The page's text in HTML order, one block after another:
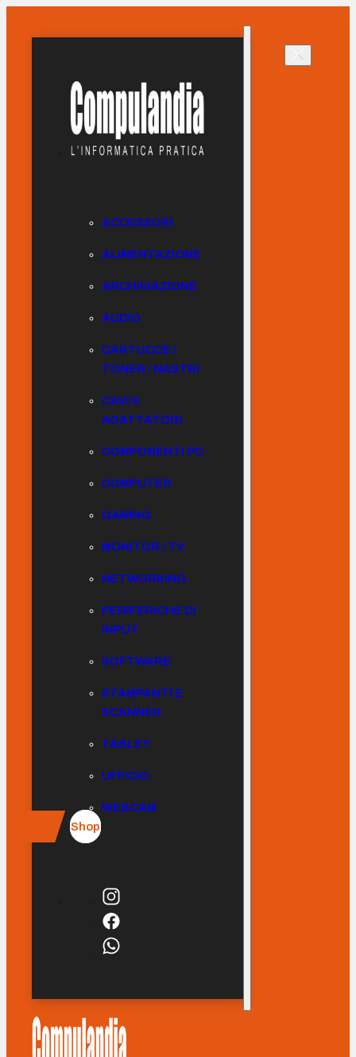
ACCESSORI
ALIMENTAZIONE
ARCHIVIAZIONE
AUDIO
CARTUCCE /
TONER / NASTRI
CAVI E
ADATTATORI
COMPONENTI PC
COMPUTER
GAMING
MONITOR / TV
NETWORKING
PERIFERICHE DI
INPUT
SOFTWARE
STAMPANTI E
SCANNER
TABLET
UFFICIO
WEBCAM
Shop